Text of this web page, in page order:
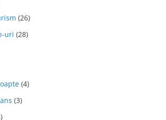
(26)
uri (28)
(4)
(3)